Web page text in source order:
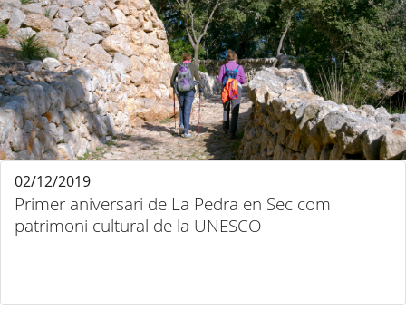
Primer aniversari de La Pedra en Sec com
patrimoni cultural de la UNESCO
02/12/2019